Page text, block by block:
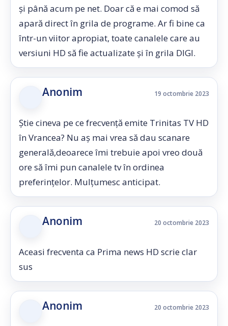
și până acum pe net. Doar că e mai comod să
apară direct în grila de programe. Ar fi bine ca
într-un viitor apropiat, toate canalele care au
versiuni HD să fie actualizate și în grila DIGI.
Anonim 19 octombrie 2023
Știe cineva pe ce frecvență emite Trinitas TV HD
în Vrancea? Nu aș mai vrea să dau scanare
generală,deoarece îmi trebuie apoi vreo două
ore să îmi pun canalele tv în ordinea
preferințelor. Mulțumesc anticipat.
Anonim 20 octombrie 2023
Aceasi frecventa ca Prima news HD scrie clar
sus
Anonim 20 octombrie 2023